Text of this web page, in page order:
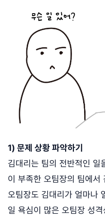
1) 문제 상황 파악하기
김대리는 팀의 전반적인 일
이 부족한 오팀장의 팀에서
오팀장도 김대리가 얼마나
일 욕심이 많은 오팀장 성